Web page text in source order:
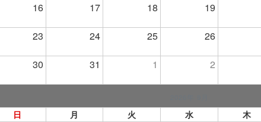
16 17 18 19
23 24 25 26
30 31 1 2
日 月 火 水 木